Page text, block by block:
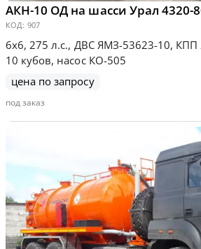
АКН-10 ОД на шасси Урал 4320-
КОД: 907
6х6, 275 л.с., ДВС ЯМЗ-53623-10, КПП
10 кубов, насос КО-505
цена по запросу
под заказ